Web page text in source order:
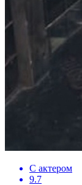
С актером
9.7